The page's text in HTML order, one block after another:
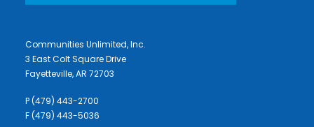
Communities Unlimited, Inc.
3 East Colt Square Drive
Fayetteville, AR 72703
P (479) 443-2700
F (479) 443-5036